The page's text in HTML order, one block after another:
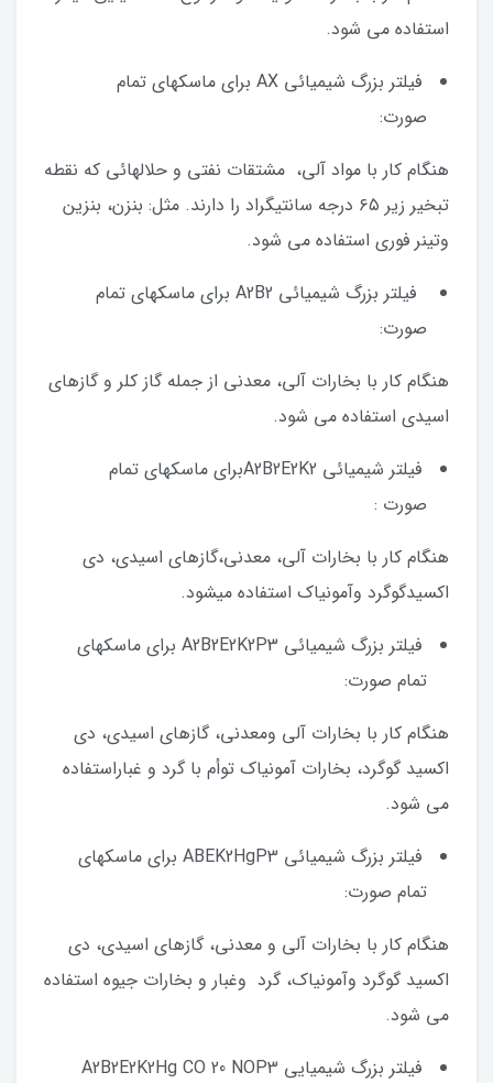
استفاده می شود.
فیلتر بزرگ شیمیائی AX برای ماسکهای تمام
صورت:
هنگام کار با مواد آلی، مشتقات نفتی و حلالهائی که نقطه
تبخیر زیر ۶۵ درجه سانتیگراد را دارند. مثل: بنزن، بنزین
وتینر فوری استفاده می شود.
فیلتر بزرگ شیمیائی A2B2 برای ماسکهای تمام
صورت:
هنگام کار با بخارات آلی، معدنی از جمله گاز کلر و گازهای
اسیدی استفاده می شود.
فیلتر شیمیائی A2B2E2K2برای ماسکهای تمام
صورت :
هنگام کار با بخارات آلی، معدنی،گازهای اسیدی، دی
اکسیدگوگرد وآمونیاک استفاده میشود.
فیلتر بزرگ شیمیائی A2B2E2K2P3 برای ماسکهای
تمام صورت:
هنگام کار با بخارات آلی ومعدنی، گازهای اسیدی، دی
اکسید گوگرد، بخارات آمونیاک توأم با گرد و غباراستفاده
می شود.
فیلتر بزرگ شیمیائی ABEK2HgP3 برای ماسکهای
تمام صورت:
هنگام کار با بخارات آلی و معدنی، گازهای اسیدی، دی
اکسید گوگرد وآمونیاک، گرد وغبار و بخارات جیوه استفاده
می شود.
فیلتر بزرگ شیمیایی A2B2E2K2Hg CO 20 NOP3